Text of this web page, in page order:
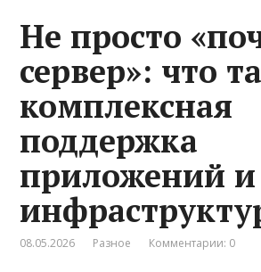
Не просто
сервер»: что
комплексная
поддержка
приложений и
08.05.2026 Разное Комментарии: 0